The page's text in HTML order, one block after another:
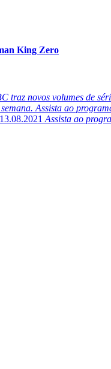
King Zero
traz novos volumes de
Assista ao
13.08.2021 Assista ao